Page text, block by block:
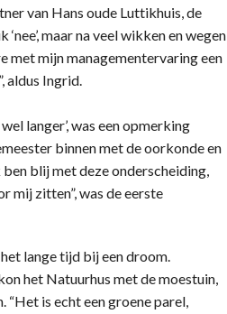
van Hans oude Luttikhuis, de
maar na veel wikken en wegen
met mijn managementervaring een
aldus Ingrid.
langer’, was een opmerking
binnen met de oorkonde en
blij met deze onderscheiding,
mij zitten”, was de eerste
lange tijd bij een droom.
het Natuurhus met de moestuin,
is echt een groene parel,